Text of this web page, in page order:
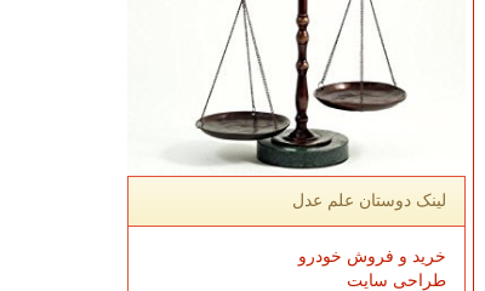
لینک دوستان علم عدل
خرید و فروش خودرو
طراحی سایت